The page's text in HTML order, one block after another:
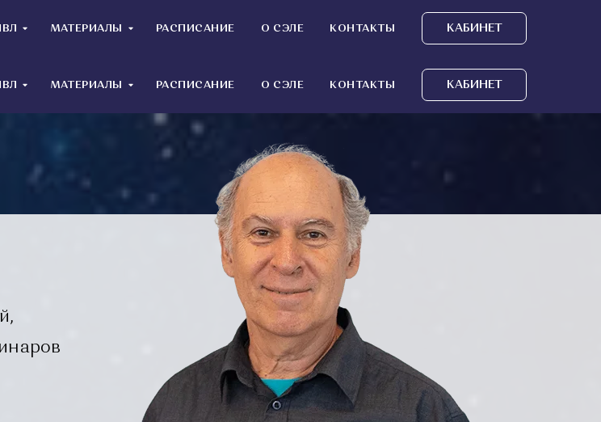
МАТЕРИАЛЫ РАСПИСАНИЕ О СЭЛЕ КОНТАКТЫ КАБИНЕТ
МАТЕРИАЛЫ РАСПИСАНИЕ О СЭЛЕ КОНТАКТЫ КАБИНЕТ